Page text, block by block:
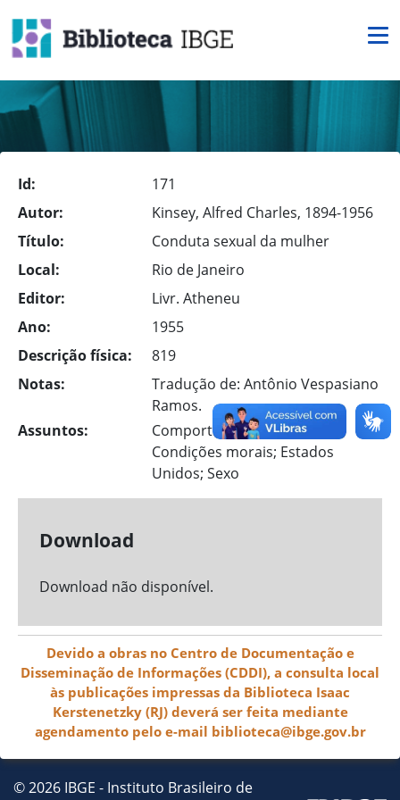
Id:
171
Autor:
Kinsey, Alfred Charles, 1894-1956
Título:
Conduta sexual da mulher
Local:
Rio de Janeiro
Editor:
Livr. Atheneu
Ano:
1955
Descrição física:
819
Notas:
Tradução de: Antônio Vespasiano
Ramos.
Assuntos:
Comportamento sexual;
Condições morais; Estados
Unidos; Sexo
Download
Download não disponível.
Devido a obras no Centro de Documentação e
Disseminação de Informações (CDDI), a consulta local
às publicações impressas da Biblioteca Isaac
Kerstenetzky (RJ) deverá ser feita mediante
agendamento pelo e-mail biblioteca@ibge.gov.br
© 2026 IBGE - Instituto Brasileiro de